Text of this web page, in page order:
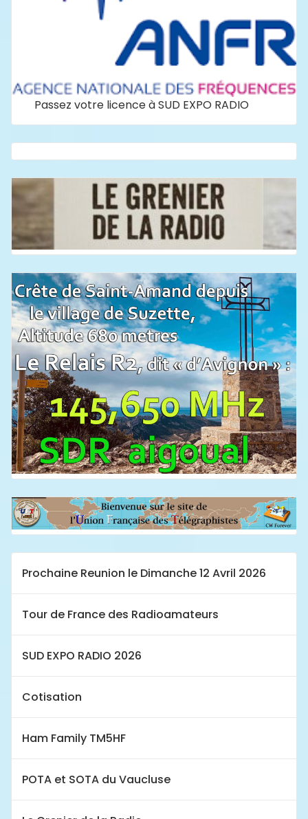
Passez votre licence à SUD EXPO RADIO
Prochaine Reunion le Dimanche 12 Avril 2026
Tour de France des Radioamateurs
SUD EXPO RADIO 2026
Cotisation
Ham Family TM5HF
POTA et SOTA du Vaucluse